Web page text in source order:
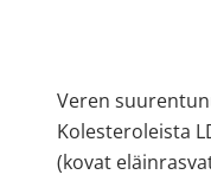
Veren
Kolesteroleista
(kovat